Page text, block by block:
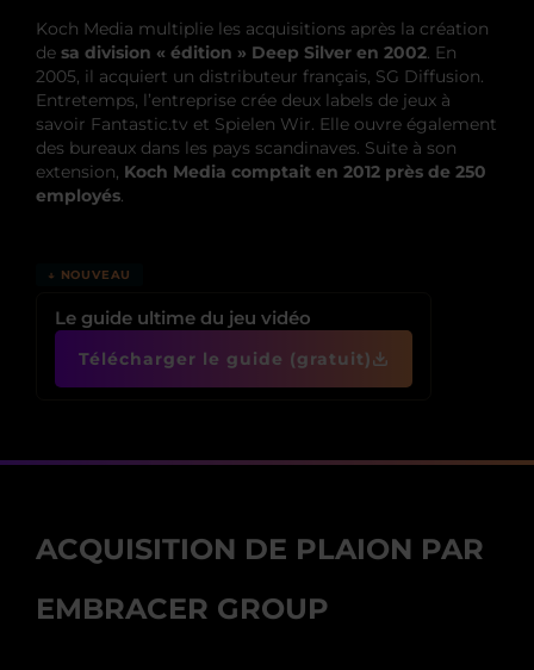
Koch Media multiplie les acquisitions après la création
de sa division « édition » Deep Silver en 2002. En
2005, il acquiert un distributeur français, SG Diffusion.
Entretemps, l’entreprise crée deux labels de jeux à
savoir Fantastic.tv et Spielen Wir. Elle ouvre également
des bureaux dans les pays scandinaves. Suite à son
extension, Koch Media comptait en 2012 près de 250
employés.
↓ NOUVEAU
Le guide ultime du jeu vidéo
Télécharger le guide (gratuit)
ACQUISITION DE PLAION PAR
EMBRACER GROUP